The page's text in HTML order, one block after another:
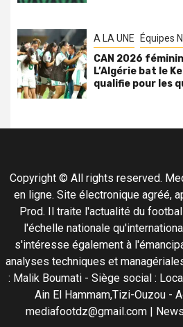
A LA UNE Équipes
CAN 2026
L’Algérie bat le
qualifie pour les
Copyright © All rights reserved.
en ligne. Site électronique agréé,
Prod. Il traite l'actualité du
l'échelle nationale
s'intéresse également à
analyses techniques et
: Malik Boumati - Siège social :
Ain El Hammam,Tizi-Ouzou -
mediafootdz@gmail.com